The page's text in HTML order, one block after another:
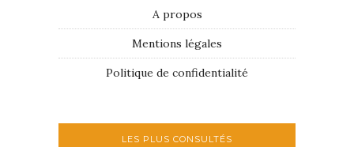
A propos
Mentions légales
Politique de confidentialité
LES PLUS CONSULTÉS